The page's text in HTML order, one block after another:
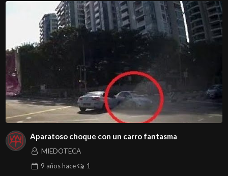
Aparatoso choque con un carro fantasma
MIEDOTECA
9 añoshace 1